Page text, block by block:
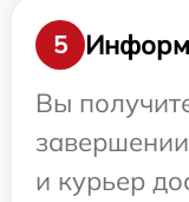
5
Вы
и курьер